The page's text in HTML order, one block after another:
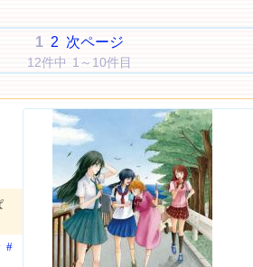
1 2 次ページ
12件中 1～10件目
#